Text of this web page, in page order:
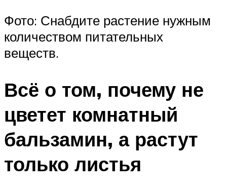
Фото: Снабдите растение нужным
количеством питательных
веществ.
Всё о том, почему не
цветет комнатный
бальзамин, а растут
только листья